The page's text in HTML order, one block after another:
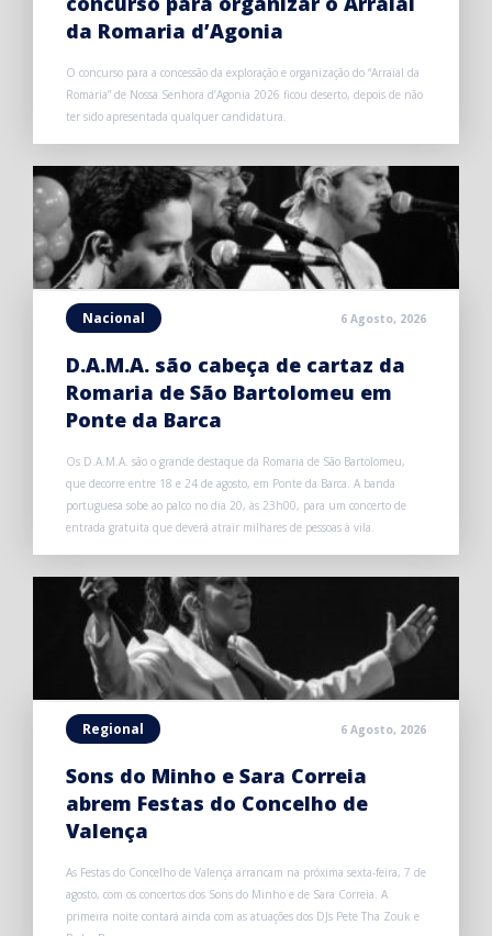
da Romaria d’Agonia
O concurso para a concessão da exploração e organização do “Arraial da
Romaria” de Nossa Senhora d’Agonia 2026 ficou deserto, depois de não
ter sido apresentada qualquer candidatura.
Nacional 6 Agosto, 2026
D.A.M.A. são cabeça de cartaz da
Romaria de São Bartolomeu em
Ponte da Barca
Os D.A.M.A. são o grande destaque da Romaria de São Bartolomeu,
que decorre entre 18 e 24 de agosto, em Ponte da Barca. A banda
portuguesa sobe ao palco no dia 20, às 23h00, para um concerto de
entrada gratuita que deverá atrair milhares de pessoas à vila.
Regional 6 Agosto, 2026
Sons do Minho e Sara Correia
abrem Festas do Concelho de
Valença
As Festas do Concelho de Valença arrancam na próxima sexta-feira, 7 de
agosto, com os concertos dos Sons do Minho e de Sara Correia. A
primeira noite contará ainda com as atuações dos DJs Pete Tha Zouk e